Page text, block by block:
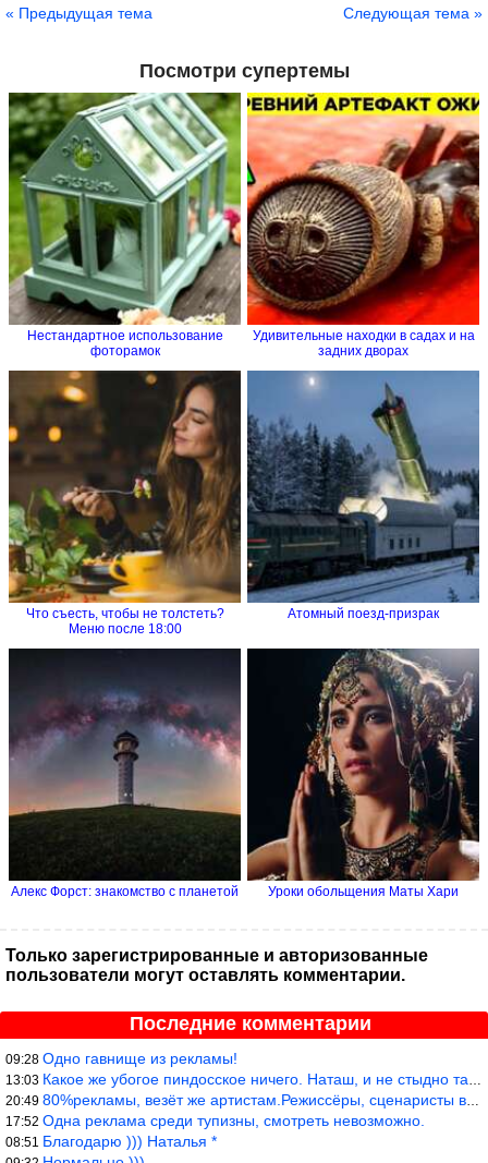
« Предыдущая тема Следующая тема »
Посмотри супертемы
Нестандартное использование
фоторамок
Удивительные находки в садах и на
задних дворах
Что съесть, чтобы не толстеть?
Меню после 18:00
Атомный поезд-призрак
Алекс Форст: знакомство с планетой Уроки обольщения Маты Хари
Только зарегистрированные и авторизованные
пользователи могут оставлять комментарии.
Последние комментарии
09:28 Одно гавнище из рекламы!
13:03 Какое же убогое пиндосское ничего. Наташ, и не стыдно такую фигн
20:49 80%рекламы, везёт же артистам.Режиссёры, сценаристы вы где или к
17:52 Одна реклама среди тупизны, смотреть невозможно.
08:51 Благодарю ))) Наталья *